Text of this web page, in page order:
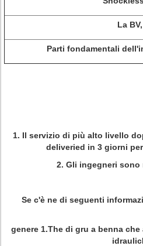
La
Parti fondamentali
1. Il servizio di più alto livello
deliveried in 3 giorni
2. Gli ingegneri
Se c'è ne di seguenti
genere 1.The di gru a benna